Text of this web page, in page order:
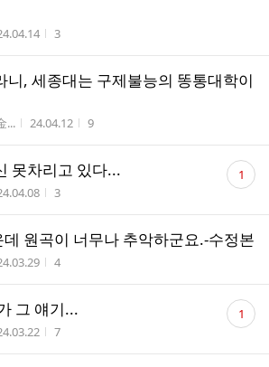
성시간 조회수
3
니, 세종대는 구제불능의 똥통대학이
자
... 작성시간
24.04.12 조회수
9
못차리고 있다...
성시간 조회수
3
댓
글 1
원곡이 너무나 추악하군요.-수정본
성시간 조회수
4
그 얘기...
성시간 조회수
7
댓
글 1